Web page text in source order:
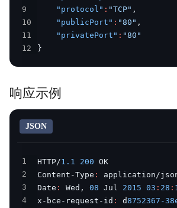
9
"protocol" : "TCP" ,
10
"publicPort" : "80" ,
11
"privatePort" : "80"
12
}
响应示例
JSON
1 HTTP/1.1 200
2
Content-Type : application/
3
Date : Wed , 08 Jul 2015 03 : 28 :
4
x-bce-request-id : d8752367 -